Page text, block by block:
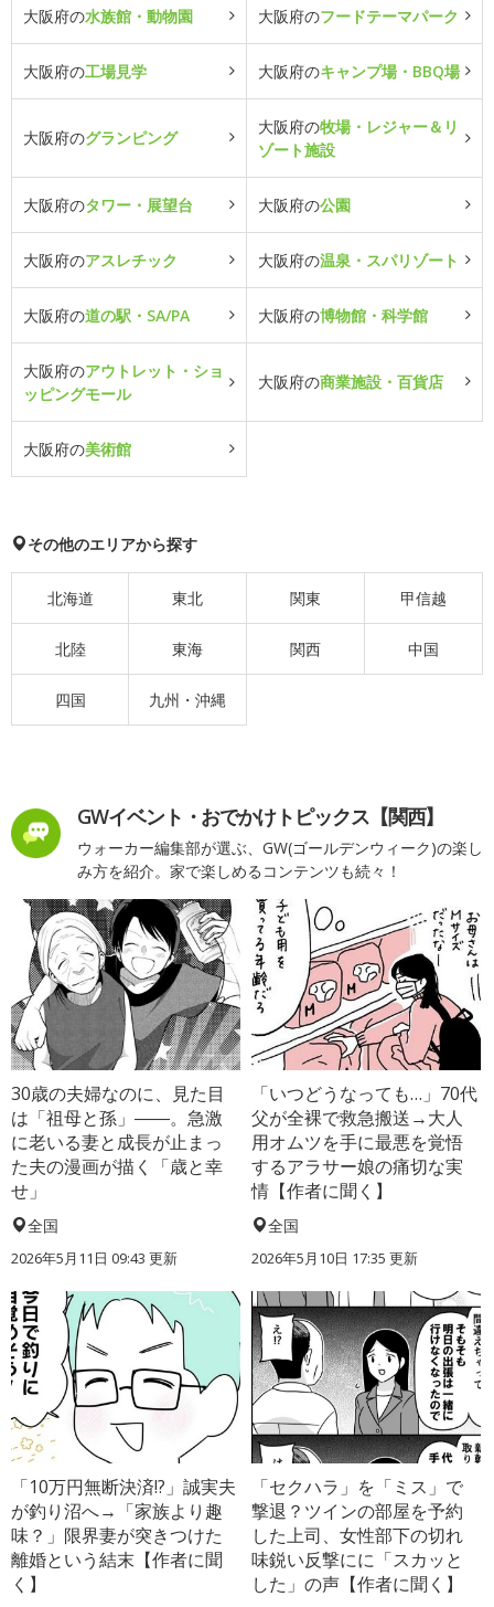
大阪府の水族館・動物園 大阪府のフードテーマパーク
大阪府の工場見学 大阪府のキャンプ場・BBQ場
大阪府のグランピング
大阪府の牧場・レジャー＆リ
ゾート施設
大阪府のタワー・展望台 大阪府の公園
大阪府のアスレチック 大阪府の温泉・スパリゾート
大阪府の道の駅・SA/PA 大阪府の博物館・科学館
大阪府のアウトレット・ショ
ッピングモール
大阪府の商業施設・百貨店
大阪府の美術館
その他のエリアから探す
北海道 東北 関東 甲信越
北陸 東海 関西 中国
四国 九州・沖縄
GWイベント・おでかけトピックス【関西】
ウォーカー編集部が選ぶ、GW(ゴールデンウィーク)の楽し
み方を紹介。家で楽しめるコンテンツも続々！
30歳の夫婦なのに、見た目
は「祖母と孫」――。急激
に老いる妻と成長が止まっ
た夫の漫画が描く「歳と幸
せ」
全国
2026年5月11日 09:43 更新
「いつどうなっても…」70代
父が全裸で救急搬送→大人
用オムツを手に最悪を覚悟
するアラサー娘の痛切な実
情【作者に聞く】
全国
2026年5月10日 17:35 更新
「10万円無断決済!?」誠実夫
が釣り沼へ→「家族より趣
味？」限界妻が突きつけた
離婚という結末【作者に聞
く】
「セクハラ」を「ミス」で
撃退？ツインの部屋を予約
した上司、女性部下の切れ
味鋭い反撃にに「スカッと
した」の声【作者に聞く】